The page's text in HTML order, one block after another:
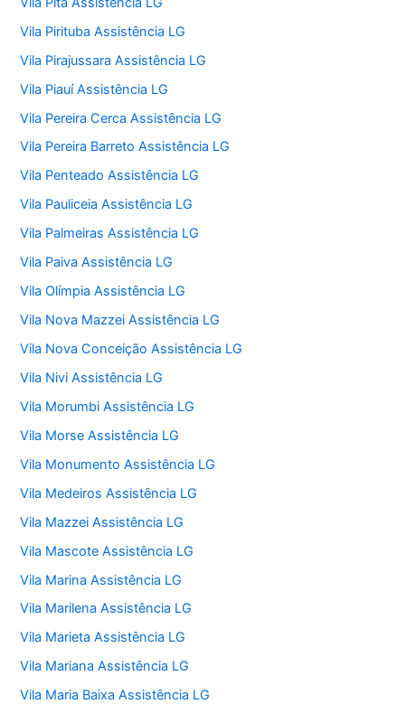
Vila Pirituba Assistência LG
Vila Pirajussara Assistência LG
Vila Piauí Assistência LG
Vila Pereira Cerca Assistência LG
Vila Pereira Barreto Assistência LG
Vila Penteado Assistência LG
Vila Pauliceia Assistência LG
Vila Palmeiras Assistência LG
Vila Paiva Assistência LG
Vila Olímpia Assistência LG
Vila Nova Mazzei Assistência LG
Vila Nova Conceição Assistência LG
Vila Nivi Assistência LG
Vila Morumbi Assistência LG
Vila Morse Assistência LG
Vila Monumento Assistência LG
Vila Medeiros Assistência LG
Vila Mazzei Assistência LG
Vila Mascote Assistência LG
Vila Marina Assistência LG
Vila Marilena Assistência LG
Vila Marieta Assistência LG
Vila Mariana Assistência LG
Vila Maria Baixa Assistência LG